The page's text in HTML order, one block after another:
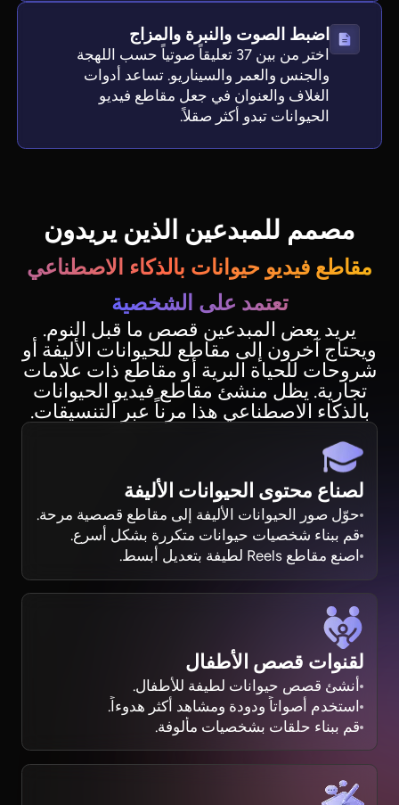
اضبط الصوت والنبرة والمزاج
اختر من بين 37 تعليقاً صوتياً حسب اللهجة
والجنس والعمر والسيناريو. تساعد أدوات
الغلاف والعنوان في جعل مقاطع فيديو
الحيوانات تبدو أكثر صقلاً.
مصمم للمبدعين الذين يريدون
مقاطع فيديو حيوانات بالذكاء الاصطناعي
تعتمد على الشخصية
يريد بعض المبدعين قصص ما قبل النوم.
ويحتاج آخرون إلى مقاطع للحيوانات الأليفة أو
شروحات للحياة البرية أو مقاطع ذات علامات
تجارية. يظل منشئ مقاطع فيديو الحيوانات
بالذكاء الاصطناعي هذا مرناً عبر التنسيقات.
لصناع محتوى الحيوانات الأليفة
حوّل صور الحيوانات الأليفة إلى مقاطع قصصية مرحة.
قم ببناء شخصيات حيوانات متكررة بشكل أسرع.
اصنع مقاطع Reels لطيفة بتعديل أبسط.
لقنوات قصص الأطفال
أنشئ قصص حيوانات لطيفة للأطفال.
استخدم أصواتاً ودودة ومشاهد أكثر هدوءاً.
قم ببناء حلقات بشخصيات مألوفة.